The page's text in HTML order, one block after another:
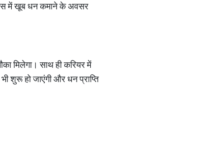
में खूब धन कमाने के अवसर
मिलेगा। साथ ही करियर में
शुरू हो जाएंगी और धन प्राप्ति